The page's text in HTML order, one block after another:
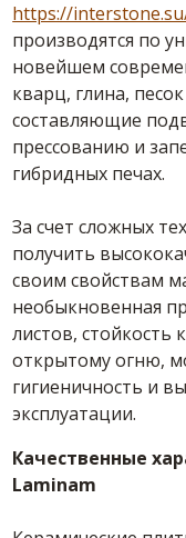
https://
производятся по
новейшем
кварц, глина,
составляющие
прессованию и
гибридных печах.
За счет сложных
получить
своим свойствам
необыкновенная
листов, стойкость
открытому огню,
гигиеничность и
эксплуатации.
Качественные
Laminam